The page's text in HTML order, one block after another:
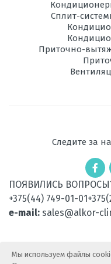
Сплит-
Приточно-
Следите за
ПОЯВИЛИСЬ
+375(44) 749-01-01
e-mail: sales@alkor-
Мы используем файлы